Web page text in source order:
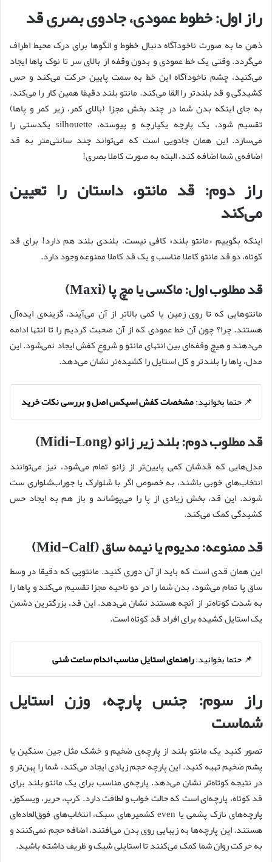
راز اول: خطوط عمودی، جادوی بصری قد
ذهن ما به صورت ناخودآگاه دنبال خطوط و الگوها برای درک محیط اطراف
می‌گردد. وقتی یک خط عمودی و بدون وقفه از بالای سر تا نوک پاها ایجاد
می‌کنید، چشم ناخودآگاه این خط به سمت پایین حرکت می‌کند و حس
کشیدگی و قد بلندتر را القا می‌کند. مانتو بلند دقیقا همین کار را می‌کند.
به جای اینکه بدن شما در چند بخش مجزا (بالای کمر، زیر کمر و پاها)
تقسیم شود، یک پارچه یکپارچه و پیوسته، silhouette یکدستی را
می‌سازد. این همان جادویی است که می‌تواند چند سانتی‌متر به قد
اضافه‌ی شما اضافه کند، البته به صورت کاملا بصری!
راز دوم: قد مانتو، داستان را تعیین
می‌کند
اینکه بگوییم «مانتو بلند» کافی نیست. بلندی بلند هم دارد! برای قد
کوتاه، دو قد مانتو کاملا مناسب و یک قد کاملا ممنوعه وجود دارد.
قد مطلوب اول: ماکسی یا مچ پا (Maxi)
مانتوهایی که تا روی زمین یا کمی بالاتر از آن می‌آیند، گزینه‌ی ایده‌آل
هستند. چرا؟ چون آن خط عمودی که از آن صحبت کردیم را تا انتها ادامه
می‌دهند و هیچ وقفه‌ای بین انتهای مانتو و شروع کفش ایجاد نمی‌شود. این
مدل، پاها را بلندتر و کل استایل را کشیده‌تر نشان می‌دهد.
📌 حتما بخوانید:مشخصات کفش اسیکس اصل و بررسی نکات خرید
قد مطلوب دوم: بلند زیر زانو (Midi-Long)
مدل‌هایی که قدشان کمی پایین‌تر از زانو تمام می‌شود، نیز می‌توانند
انتخاب‌های خوبی باشند، به خصوص اگر با شلوارک یا جوراب‌شلواری ست
شوند. این قد، بخش زیادی از پا را می‌پوشاند و باز هم به ایجاد حس
کشیدگی کمک می‌کند.
قد ممنوعه: مدیوم یا نیمه ساق (Mid-Calf)
این همان قدی است که باید از آن دوری کنید. مانتویی که دقیقا در وسط
ساق پا تمام می‌شود، بدن شما را در دو ناحیه مجزا تقسیم می‌کند و پاها را
به شدت کوتاه‌تر از آنچه هستند نشان می‌دهد. این قد، بزرگترین دشمن
یک استایل کشیده برای افراد قد کوتاه است.
📌 حتما بخوانید:راهنمای استایل مناسب اندام ساعت شنی
راز سوم: جنس پارچه، وزن استایل
شماست
تصور کنید یک مانتو بلند از پارچه‌ی ضخیم و خشک مثل جین سنگین یا
پشم ضخیم تهیه کنید. این پارچه حجم زیادی ایجاد می‌کند، شما را پهن‌تر و
در نتیجه کوتاه‌تر نشان می‌دهد. پارچه‌ی مناسب برای یک مانتو بلند برای
قد کوتاه، پارچه‌ای است که حالت خواب و لطافت دارد. کرپ، حریر، ویسکوز،
پارچه‌های نازک پشمی یا even کشمیرهای سبک، انتخاب‌های فوق‌العاده‌ای
هستند. این پارچه‌ها به زیبایی روی بدن می‌افتند، اضافه حجم نمی‌کنند و
به حرکت روان شما کمک می‌کنند تا استایلی شیک و ظریف داشته باشید.